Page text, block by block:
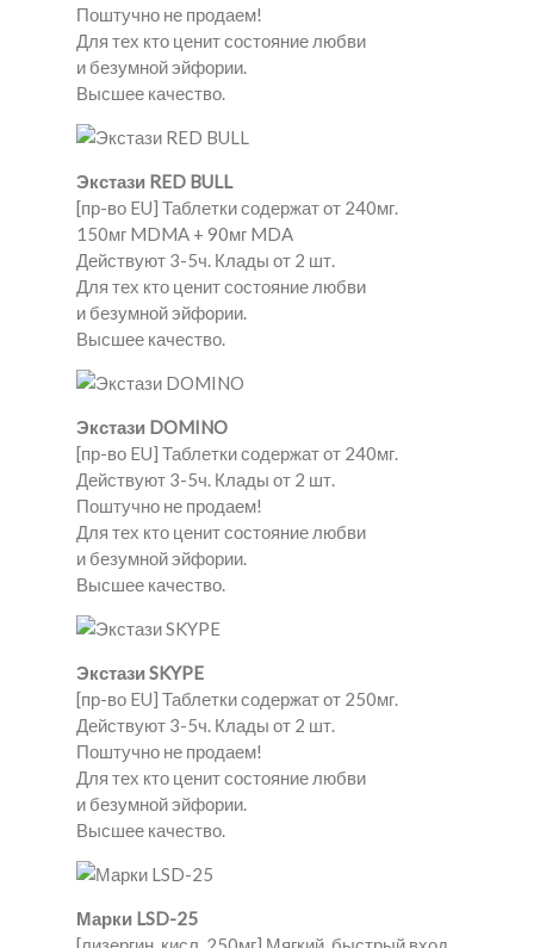
Поштучно не продаем!
Для тех кто ценит состояние любви
и безумной эйфории.
Высшее качество.
Экстази RED BULL
[пр-во EU] Таблетки содержат от 240мг.
150мг MDMA + 90мг MDA
Действуют 3-5ч. Клады от 2 шт.
Для тех кто ценит состояние любви
и безумной эйфории.
Высшее качество.
Экстази DOMINO
[пр-во EU] Таблетки содержат от 240мг.
Действуют 3-5ч. Клады от 2 шт.
Поштучно не продаем!
Для тех кто ценит состояние любви
и безумной эйфории.
Высшее качество.
Экстази SKYPE
[пр-во EU] Таблетки содержат от 250мг.
Действуют 3-5ч. Клады от 2 шт.
Поштучно не продаем!
Для тех кто ценит состояние любви
и безумной эйфории.
Высшее качество.
Марки LSD-25